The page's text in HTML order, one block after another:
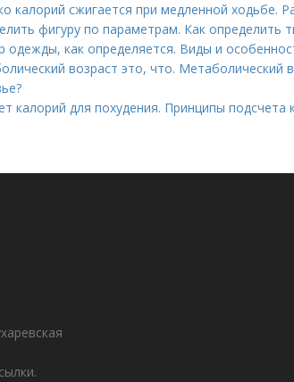
калорий сжигается при медленной ходьбе.
фигуру по параметрам. Как определить
одежды, как определяется. Виды и
возраст это, что. Метаболический
калорий для похудения. Принципы подсчета